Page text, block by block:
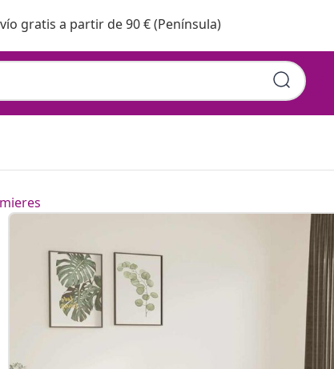
gratis a partir de 90 € (Península)